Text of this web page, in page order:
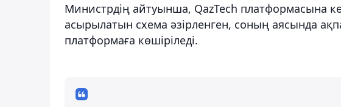
Министрдің айтуынша, QazTech платформасына
асырылатын схема әзірленген, соның аясында
платформаға көшіріледі.